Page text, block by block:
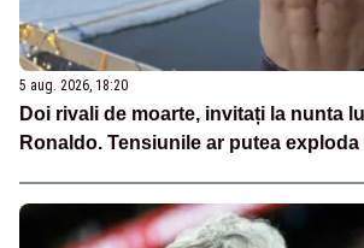
5 aug. 2026, 18:20
Doi rivali de moarte, invitați la nunta
Ronaldo. Tensiunile ar putea exploda